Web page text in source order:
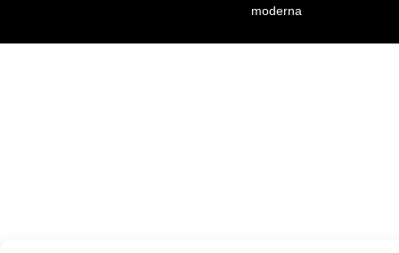
moderna